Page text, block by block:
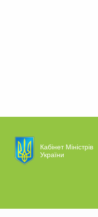
Кабінет Міністрів
України